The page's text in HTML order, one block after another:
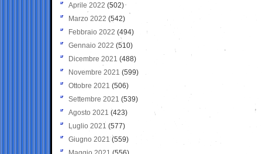
Aprile 2022 (502)
Marzo 2022 (542)
Febbraio 2022 (494)
Gennaio 2022 (510)
Dicembre 2021 (488)
Novembre 2021 (599)
Ottobre 2021 (506)
Settembre 2021 (539)
Agosto 2021 (423)
Luglio 2021 (577)
Giugno 2021(559)